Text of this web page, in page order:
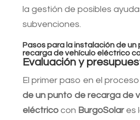
la gestión de posibles
subvenciones.
Pasos para la instalación de un
recarga de vehículo eléctrico
Evaluación y
El primer paso en el
de un punto de recarga de
eléctricocon BurgoSolares